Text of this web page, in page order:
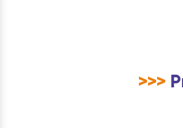
>>>